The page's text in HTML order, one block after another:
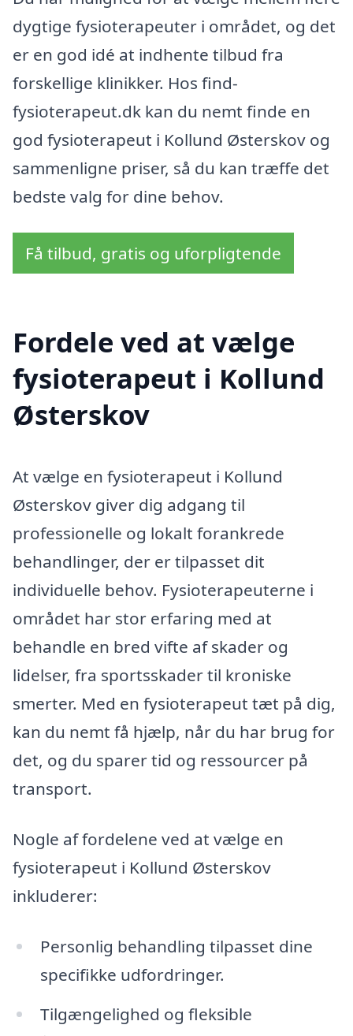
dygtige fysioterapeuter i området, og det
er en god idé at indhente tilbud fra
forskellige klinikker. Hos find-
fysioterapeut.dk kan du nemt finde en
god fysioterapeut i Kollund Østerskov og
sammenligne priser, så du kan træffe det
bedste valg for dine behov.
Få tilbud, gratis og uforpligtende
Fordele ved at vælge
fysioterapeut i Kollund
Østerskov
At vælge en fysioterapeut i Kollund
Østerskov giver dig adgang til
professionelle og lokalt forankrede
behandlinger, der er tilpasset dit
individuelle behov. Fysioterapeuterne i
området har stor erfaring med at
behandle en bred vifte af skader og
lidelser, fra sportsskader til kroniske
smerter. Med en fysioterapeut tæt på dig,
kan du nemt få hjælp, når du har brug for
det, og du sparer tid og ressourcer på
transport.
Nogle af fordelene ved at vælge en
fysioterapeut i Kollund Østerskov
inkluderer:
Personlig behandling tilpasset dine
specifikke udfordringer.
Tilgængelighed og fleksible